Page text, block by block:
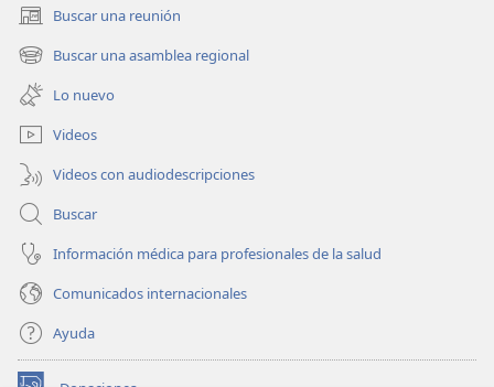
Buscar una reunión
(abre
una
nueva
ventana)
Buscar una asamblea regional
(abre
una
nueva
ventana)
Lo nuevo
Videos
Videos con audiodescripciones
Buscar
Información médica para profesionales de la salud
Comunicados internacionales
Ayuda